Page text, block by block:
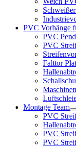
PVC Vorhänge
PVC
PVC
Falttor
Montage Team
PVC
PVC
PVC